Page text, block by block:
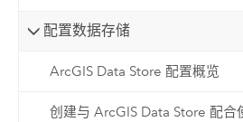
配置数据存储
ArcGIS Data Store 配置概览
创建与 ArcGIS Data Store 配合